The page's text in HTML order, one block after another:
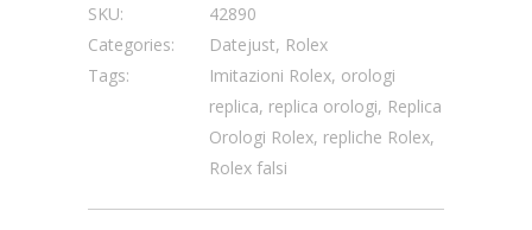
SKU:
42890
Categories:
Datejust, Rolex
Tags:
Imitazioni Rolex, orologi
replica, replica orologi, Replica
Orologi Rolex, repliche Rolex,
Rolex falsi